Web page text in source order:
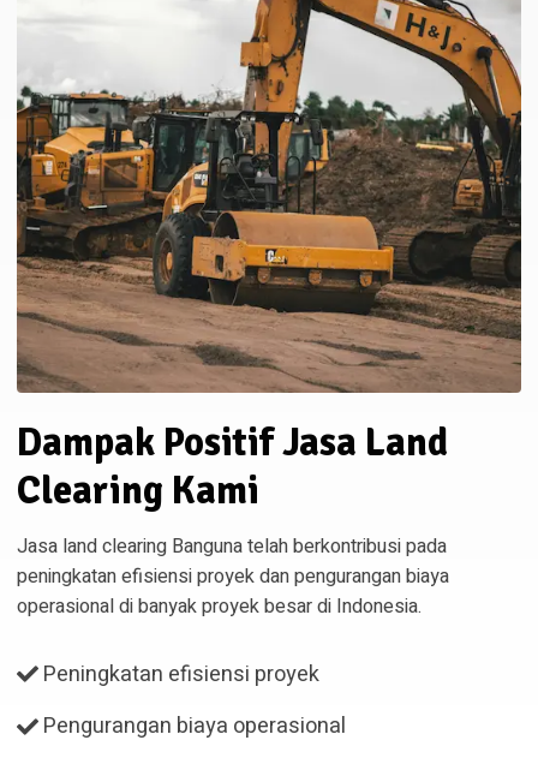
Dampak Positif Jasa Land
Clearing Kami
Jasa land clearing Banguna telah berkontribusi pada
peningkatan efisiensi proyek dan pengurangan biaya
operasional di banyak proyek besar di Indonesia.
Peningkatan efisiensi proyek
Pengurangan biaya operasional